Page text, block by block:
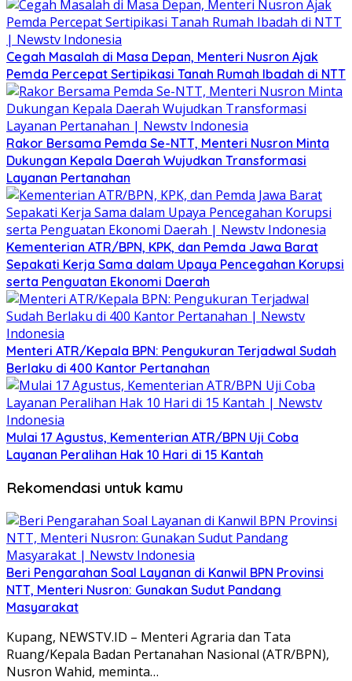
Cegah Masalah di Masa Depan, Menteri Nusron Ajak
Pemda Percepat Sertipikasi Tanah Rumah Ibadah di NTT
Rakor Bersama Pemda Se-NTT, Menteri Nusron Minta
Dukungan Kepala Daerah Wujudkan Transformasi
Layanan Pertanahan
Kementerian ATR/BPN, KPK, dan Pemda Jawa Barat
Sepakati Kerja Sama dalam Upaya Pencegahan Korupsi
serta Penguatan Ekonomi Daerah
Menteri ATR/Kepala BPN: Pengukuran Terjadwal Sudah
Berlaku di 400 Kantor Pertanahan
Mulai 17 Agustus, Kementerian ATR/BPN Uji Coba
Layanan Peralihan Hak 10 Hari di 15 Kantah
Rekomendasi untuk kamu
Beri Pengarahan Soal Layanan di Kanwil BPN Provinsi
NTT, Menteri Nusron: Gunakan Sudut Pandang
Masyarakat
Kupang, NEWSTV.ID – Menteri Agraria dan Tata
Ruang/Kepala Badan Pertanahan Nasional (ATR/BPN),
Nusron Wahid, meminta…